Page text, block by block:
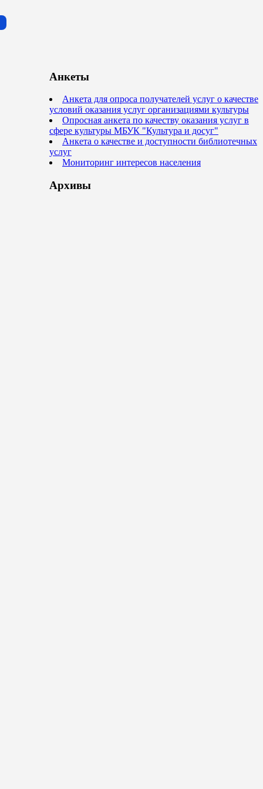
Анкеты
Анкета для опроса получателей услуг о качестве
условий оказания услуг организациями культуры
Опросная анкета по качеству оказания услуг в
сфере культуры МБУК "Культура и досуг"
Анкета о качестве и доступности библиотечных
услуг
Мониторинг интересов населения
Архивы